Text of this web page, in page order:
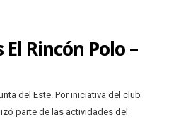
Rincón Polo –
del Este. Por iniciativa del club
parte de las actividades del